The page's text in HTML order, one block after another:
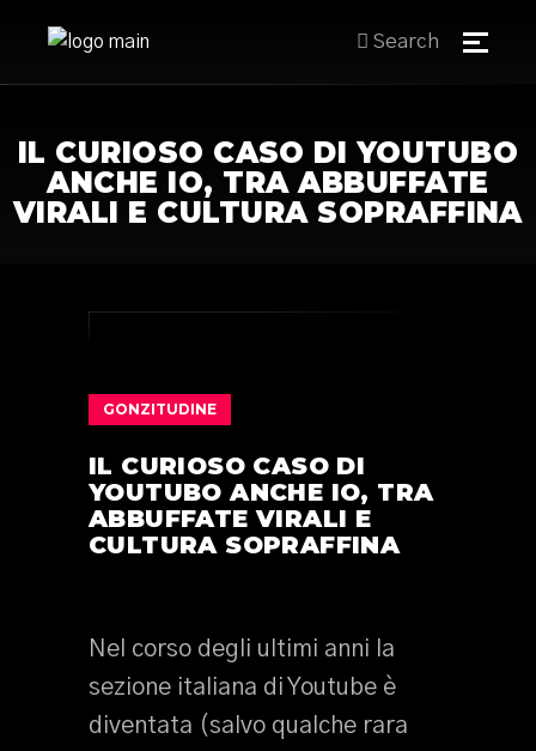
Search
IL CURIOSO CASO DI YOUTUBO
ANCHE IO, TRA ABBUFFATE
VIRALI E CULTURA SOPRAFFINA
GONZITUDINE
IL CURIOSO CASO DI
YOUTUBO ANCHE IO, TRA
ABBUFFATE VIRALI E
CULTURA SOPRAFFINA
Nel corso degli ultimi anni la
sezione italiana di Youtube è
diventata (salvo qualche rara